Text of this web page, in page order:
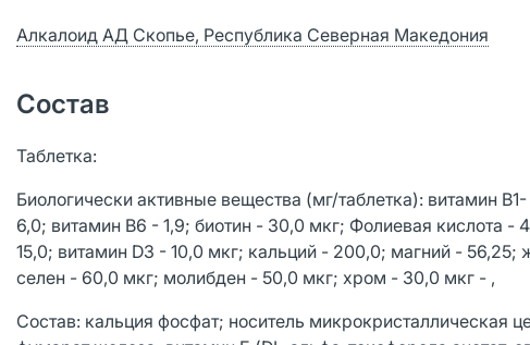
Алкалоид АД Скопье, Республика Северная Македония
Состав
Таблетка:
Биологически активные вещества (мг/таблетка): витамин
6,0; витамин В6 - 1,9; биотин - 30,0 мкг; Фолиевая кислота
15,0; витамин D3 - 10,0 мкг; кальций - 200,0; магний -
селен - 60,0 мкг; молибден - 50,0 мкг; хром - 30,0 мкг - ,
Состав: кальция фосфат; носитель микрокристаллическая